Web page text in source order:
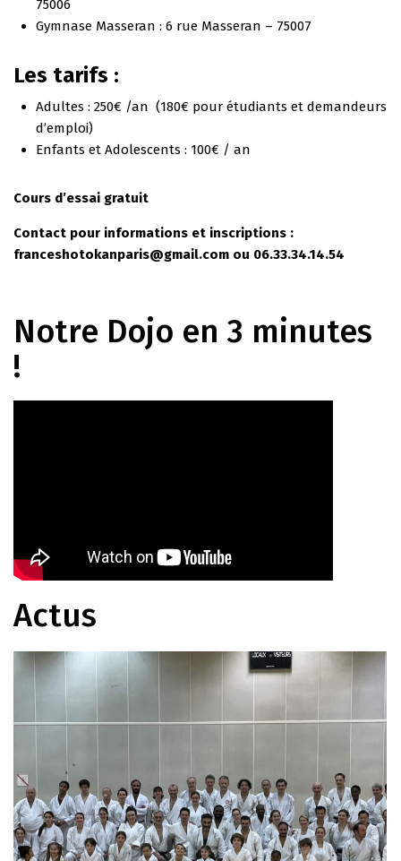
75006
Gymnase Masseran : 6 rue Masseran – 75007
Les tarifs :
Adultes : 250€ /an (180€ pour étudiants et demandeurs
d’emploi)
Enfants et Adolescents : 100€ / an
Cours d’essai gratuit
Contact pour informations et inscriptions :
franceshotokanparis@gmail.com ou 06.33.34.14.54
Notre Dojo en 3 minutes
!
Actus